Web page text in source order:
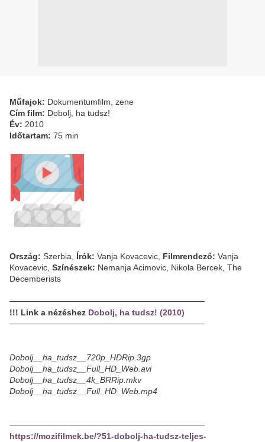
Műfajok: Dokumentumfilm, zene
Cím film: Dobolj, ha tudsz!
Év: 2010
Időtartam: 75 min
Ország: Szerbia, Írók: Vanja Kovacevic, Filmrendező: Vanja
Kovacevic, Színészek: Nemanja Acimovic, Nikola Bercek, The
Decemberists
─────────────────────────────────
!!! Link a nézéshez Dobolj, ha tudsz! (2010)
─────────────────────────────────
Dobolj__ha_tudsz__720p_HDRip.3gp
Dobolj__ha_tudsz__Full_HD_Web.avi
Dobolj__ha_tudsz__4k_BRRip.mkv
Dobolj__ha_tudsz__Full_HD_Web.mp4
─────────────────────────────────
https://mozifilmek.be/?51-dobolj-ha-tudsz-teljes-